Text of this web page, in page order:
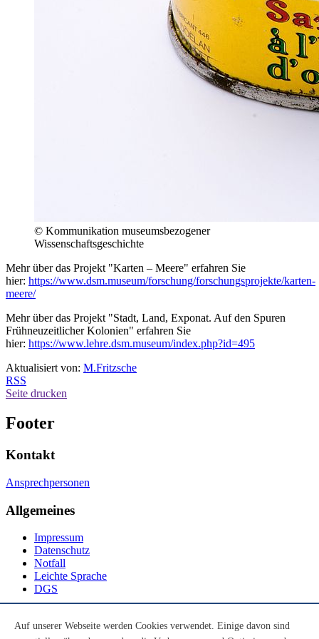
© Kommunikation museumsbezogener
Wissenschaftsgeschichte
Mehr über das Projekt "Karten – Meere" erfahren Sie
hier: https://www.dsm.museum/forschung/forschungsprojekte/karten-
meere/
Mehr über das Projekt "Stadt, Land, Exponat. Auf den Spuren
Frühneuzeitlicher Kolonien" erfahren Sie
hier: https://www.lehre.dsm.museum/index.php?id=495
Aktualisiert von: M.Fritzsche
RSS
Seite drucken
Footer
Kontakt
Ansprechpersonen
Allgemeines
Impressum
Datenschutz
Notfall
Leichte Sprache
DGS
Auf unserer Webseite werden Cookies verwendet. Einige davon sind